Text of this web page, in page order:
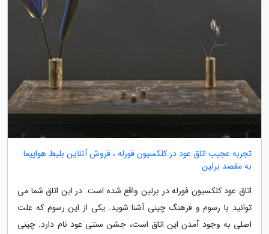
تجربه عجیب اتاق عود در کلکسیون فورله ، فروش آنلاین بلیط هواپیما
به مقصد برلین
اتاق عود کلکسیون فورله در برلین واقع شده است. در این اتاق شما می
توانید با رسوم و فرهنگ چینی آشنا شوید. یکی از این رسوم که علت
اصلی به وجود آمدن این اتاق است، جشن سنتی عود نام دارد. چینی